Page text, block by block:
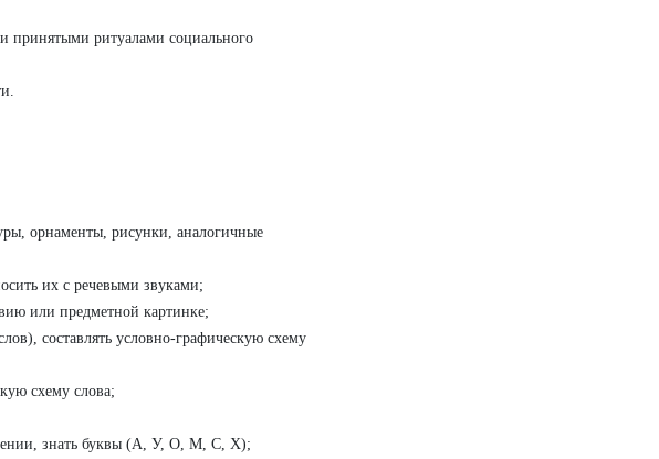
принятыми ритуалами социального
орнаменты, рисунки, аналогичные
их с речевыми звуками;
или предметной картинке;
составлять условно-графическую схему
схему слова;
знать буквы (А, У, О, М, С, Х);